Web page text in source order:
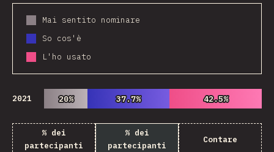
Mai sentito nominare
So cos'è
L'ho usato
2021 20%
20% 37.7%
37.7% 42.5%
42.5%
% dei
partecipanti
% dei
partecipanti
Contare